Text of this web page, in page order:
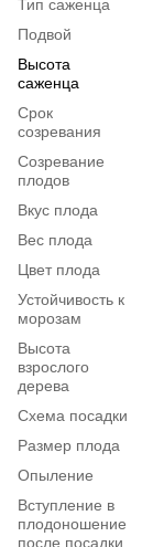
Тип саженца
Подвой
Высота
саженца
Срок
созревания
Созревание
плодов
Вкус плода
Вес плода
Цвет плода
Устойчивость к
морозам
Высота
взрослого
дерева
Схема посадки
Размер плода
Опыление
Вступление в
плодоношение
после посадки